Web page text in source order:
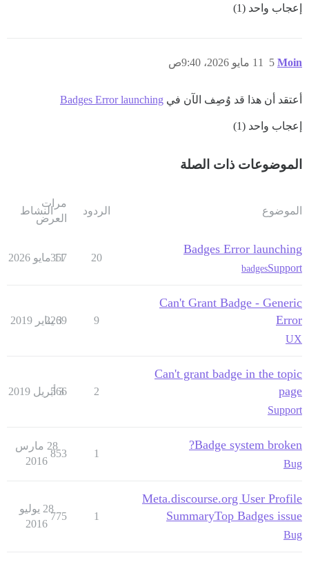
إعجاب واحد (1)
Moin 11 مايو 2026، 9:40ص 5
أعتقد أن هذا قد وُصِف الآن في Badges Error launching
إعجاب واحد (1)
الموضوعات ذات الصلة
الموضوع الردود
مرات
العرض
النشاط
Badges Error launching
Support
badges
20
357
11 مايو 2026
Can't Grant Badge - Generic
Error
UX
9
2269
3 يناير 2019
Can't grant badge in the topic
page
Support
2
566
3 أبريل 2019
Badge system broken?
Bug
1
853
28 مارس
2016
Meta.discourse.org User Profile
SummaryTop Badges issue
Bug
1
775
28 يوليو
2016